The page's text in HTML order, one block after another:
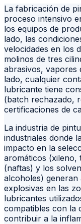
La fabricación de
proceso intensivo
los equipos de
lado, las
velocidades en los
molinos de tres
abrasivos, vapores
lado, cualquier
lubricante tiene
(batch rechazado,
certificaciones de
La industria de
industriales donde
impacto en la
aromáticos (xileno,
(naftas) y los
alcoholes) generan
explosivas en las
lubricantes
compatibles con la
contribuir a la